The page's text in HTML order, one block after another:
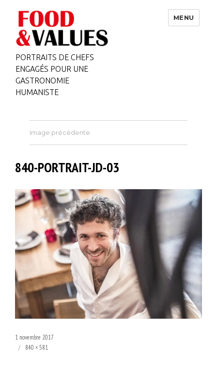
PORTRAITS DE CHEFS
ENGAGÉS POUR UNE
GASTRONOMIE
HUMANISTE
MENU
Image précédente
840-PORTRAIT-JD-03
Publié
le
1 novembre 2017
Taille
840 × 581